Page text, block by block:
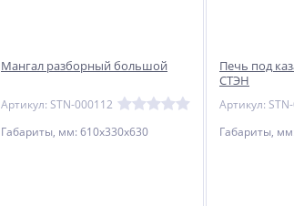
Мангал разборный большой
Артикул: STN-000112
Габариты, мм: 610х330х630
Печь под
СТЭН
Артикул:
Габариты,